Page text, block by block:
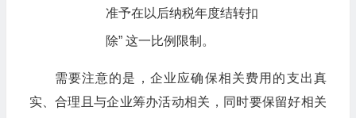
准予在以后纳税年度结转扣
除” 这一比例限制。
需要注意的是，企业应确保相关费用的支出真
实、合理且与企业筹办活动相关，同时要保留好相关